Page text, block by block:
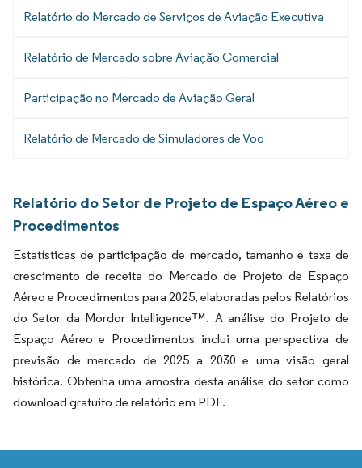
Relatório do Mercado de Serviços de Aviação Executiva
Relatório de Mercado sobre Aviação Comercial
Participação no Mercado de Aviação Geral
Relatório de Mercado de Simuladores de Voo
Relatório do Setor de Projeto de Espaço Aéreo e
Procedimentos
Estatísticas de participação de mercado, tamanho e taxa de
crescimento de receita do Mercado de Projeto de Espaço
Aéreo e Procedimentos para 2025, elaboradas pelos Relatórios
do Setor da Mordor Intelligence™. A análise do Projeto de
Espaço Aéreo e Procedimentos inclui uma perspectiva de
previsão de mercado de 2025 a 2030 e uma visão geral
histórica. Obtenha uma amostra desta análise do setor como
download gratuito de relatório em PDF.